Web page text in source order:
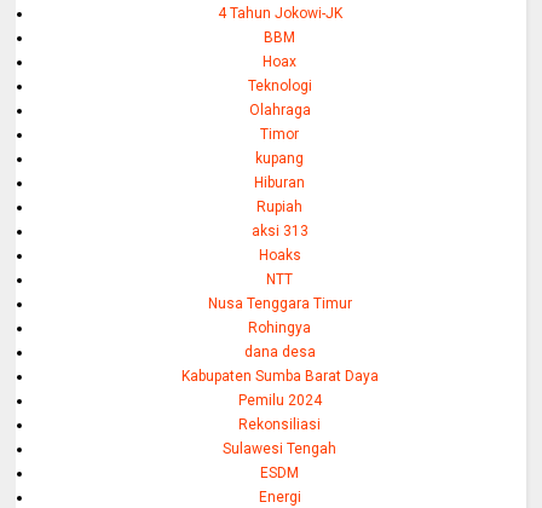
4 Tahun Jokowi-JK
BBM
Hoax
Teknologi
Olahraga
Timor
kupang
Hiburan
Rupiah
aksi 313
Hoaks
NTT
Nusa Tenggara Timur
Rohingya
dana desa
Kabupaten Sumba Barat Daya
Pemilu 2024
Rekonsiliasi
Sulawesi Tengah
ESDM
Energi